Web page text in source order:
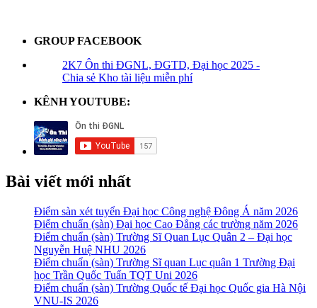
GROUP FACEBOOK
2K7 Ôn thi ĐGNL, ĐGTD, Đại học 2025 -
Chia sẻ Kho tài liệu miễn phí
KÊNH YOUTUBE:
Bài viết mới nhất
Điểm sàn xét tuyển Đại học Công nghệ Đông Á năm 2026
Điểm chuẩn (sàn) Đại học Cao Đẳng các trường năm 2026
Điểm chuẩn (sàn) Trường Sĩ Quan Lục Quân 2 – Đại học
Nguyễn Huệ NHU 2026
Điểm chuẩn (sàn) Trường Sĩ quan Lục quân 1 Trường Đại
học Trần Quốc Tuấn TQT Uni 2026
Điểm chuẩn (sàn) Trường Quốc tế Đại học Quốc gia Hà Nội
VNU-IS 2026